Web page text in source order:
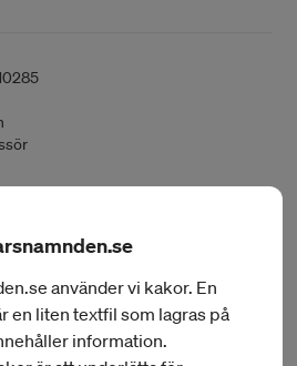
använder vi kakor. En
en liten textfil som lagras på
information.